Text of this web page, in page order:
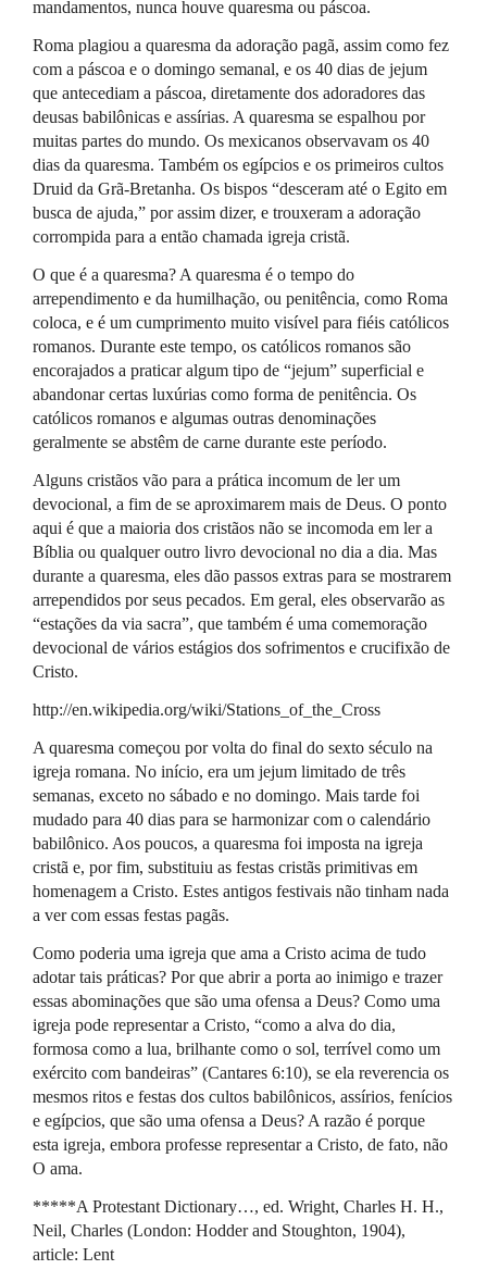
mandamentos, nunca houve quaresma ou páscoa.
Roma plagiou a quaresma da adoração pagã, assim como fez
com a páscoa e o domingo semanal, e os 40 dias de jejum
que antecediam a páscoa, diretamente dos adoradores das
deusas babilônicas e assírias. A quaresma se espalhou por
muitas partes do mundo. Os mexicanos observavam os 40
dias da quaresma. Também os egípcios e os primeiros cultos
Druid da Grã-Bretanha. Os bispos “desceram até o Egito em
busca de ajuda,” por assim dizer, e trouxeram a adoração
corrompida para a então chamada igreja cristã.
O que é a quaresma? A quaresma é o tempo do
arrependimento e da humilhação, ou penitência, como Roma
coloca, e é um cumprimento muito visível para fiéis católicos
romanos. Durante este tempo, os católicos romanos são
encorajados a praticar algum tipo de “jejum” superficial e
abandonar certas luxúrias como forma de penitência. Os
católicos romanos e algumas outras denominações
geralmente se abstêm de carne durante este período.
Alguns cristãos vão para a prática incomum de ler um
devocional, a fim de se aproximarem mais de Deus. O ponto
aqui é que a maioria dos cristãos não se incomoda em ler a
Bíblia ou qualquer outro livro devocional no dia a dia. Mas
durante a quaresma, eles dão passos extras para se mostrarem
arrependidos por seus pecados. Em geral, eles observarão as
“estações da via sacra”, que também é uma comemoração
devocional de vários estágios dos sofrimentos e crucifixão de
Cristo.
http://en.wikipedia.org/wiki/Stations_of_the_Cross
A quaresma começou por volta do final do sexto século na
igreja romana. No início, era um jejum limitado de três
semanas, exceto no sábado e no domingo. Mais tarde foi
mudado para 40 dias para se harmonizar com o calendário
babilônico. Aos poucos, a quaresma foi imposta na igreja
cristã e, por fim, substituiu as festas cristãs primitivas em
homenagem a Cristo. Estes antigos festivais não tinham nada
a ver com essas festas pagãs.
Como poderia uma igreja que ama a Cristo acima de tudo
adotar tais práticas? Por que abrir a porta ao inimigo e trazer
essas abominações que são uma ofensa a Deus? Como uma
igreja pode representar a Cristo, “como a alva do dia,
formosa como a lua, brilhante como o sol, terrível como um
exército com bandeiras” (Cantares 6:10), se ela reverencia os
mesmos ritos e festas dos cultos babilônicos, assírios, fenícios
e egípcios, que são uma ofensa a Deus? A razão é porque
esta igreja, embora professe representar a Cristo, de fato, não
O ama.
*****A Protestant Dictionary…, ed. Wright, Charles H. H.,
Neil, Charles (London: Hodder and Stoughton, 1904),
article: Lent